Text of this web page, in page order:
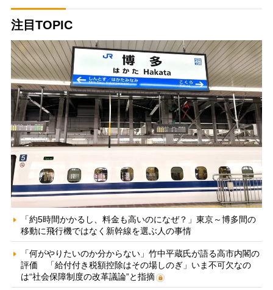
注目TOPIC
「約5時間かかるし、料金も高いのになぜ？」東京～博多間の
移動に飛行機ではなく新幹線を選ぶ人の事情
「何がやりたいのか分からない」竹中平蔵氏が語る高市内閣の
評価 「給付付き税額控除はその場しのぎ」いま不可欠なの
は“社会保障制度の改革議論”と指摘